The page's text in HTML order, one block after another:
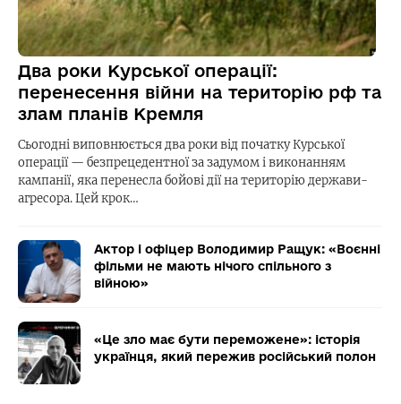
Два роки Курської операції:
перенесення війни на територію рф та
злам планів Кремля
Сьогодні виповнюється два роки від початку Курської
операції — безпрецедентної за задумом і виконанням
кампанії, яка перенесла бойові дії на територію держави-
агресора. Цей крок…
Актор і офіцер Володимир Ращук: «Воєнні
фільми не мають нічого спільного з
війною»
«Це зло має бути переможене»: історія
українця, який пережив російський полон